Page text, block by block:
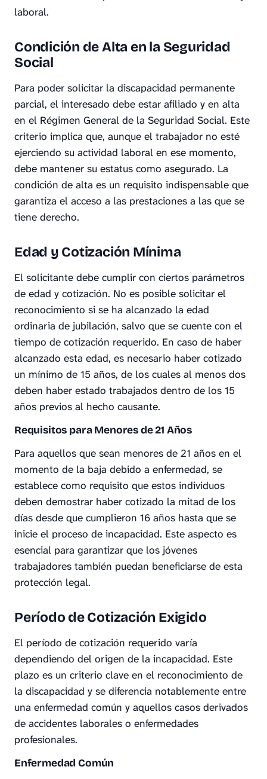
laboral.
Condición de Alta en la Seguridad
Social
Para poder solicitar la discapacidad permanente
parcial, el interesado debe estar afiliado y en alta
en el Régimen General de la Seguridad Social. Este
criterio implica que, aunque el trabajador no esté
ejerciendo su actividad laboral en ese momento,
debe mantener su estatus como asegurado. La
condición de alta es un requisito indispensable que
garantiza el acceso a las prestaciones a las que se
tiene derecho.
Edad y Cotización Mínima
El solicitante debe cumplir con ciertos parámetros
de edad y cotización. No es posible solicitar el
reconocimiento si se ha alcanzado la edad
ordinaria de jubilación, salvo que se cuente con el
tiempo de cotización requerido. En caso de haber
alcanzado esta edad, es necesario haber cotizado
un mínimo de 15 años, de los cuales al menos dos
deben haber estado trabajados dentro de los 15
años previos al hecho causante.
Requisitos para Menores de 21 Años
Para aquellos que sean menores de 21 años en el
momento de la baja debido a enfermedad, se
establece como requisito que estos individuos
deben demostrar haber cotizado la mitad de los
días desde que cumplieron 16 años hasta que se
inicie el proceso de incapacidad. Este aspecto es
esencial para garantizar que los jóvenes
trabajadores también puedan beneficiarse de esta
protección legal.
Período de Cotización Exigido
El período de cotización requerido varía
dependiendo del origen de la incapacidad. Este
plazo es un criterio clave en el reconocimiento de
la discapacidad y se diferencia notablemente entre
una enfermedad común y aquellos casos derivados
de accidentes laborales o enfermedades
profesionales.
Enfermedad Común